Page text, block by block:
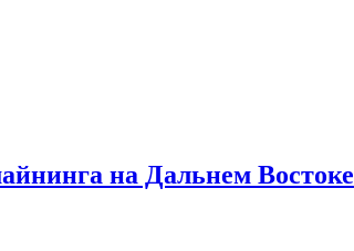
на Дальнем Востоке